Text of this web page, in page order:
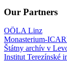
Our Partners
OÖLA Linz
Monasterium-
Štátny archív v
Institut Terezínské